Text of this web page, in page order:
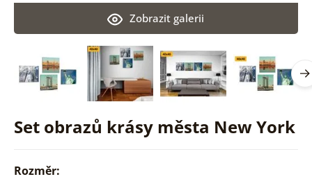
Set obrazů krásy města New York
Zobrazit galerii
Rozměr: